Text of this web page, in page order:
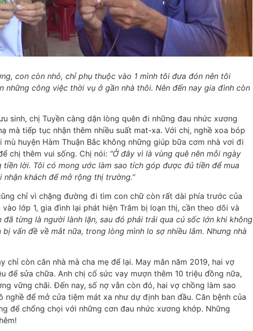
con còn nhỏ, chỉ phụ thuộc vào 1 mình tôi đưa đón nên tôi
những công việc thời vụ ở gần nhà thôi. Nên đến nay gia đình còn
sinh, chị Tuyền càng dặn lòng quên đi những đau nhức xương
mà tiếp tục nhận thêm nhiều suất mat-xa. Với chị, nghề xoa bóp
huyện Hàm Thuận Bắc không những giúp bữa cơm nhà vơi đi
chị thêm vui sống. Chị nói: “Ở đây vì là vùng quê nên mỗi ngày
tiền lời. Tôi có mong ước làm sao tích góp được đủ tiền để mua
khách để mở rộng thị trường.”
chỉ vì chặng đường đi tìm con chữ còn rất dài phía trước của
lớp 1, gia đình lại phát hiện Trâm bị loạn thị, cần theo dõi và
đã từng là người lành lặn, sau đó phải trải qua cú sốc lớn khi không
vấn đề về mắt nữa, trong lòng mình lo sợ nhiều lắm. Nhưng nhà
chỉ còn căn nhà mà cha mẹ để lại. May mắn năm 2019, hai vợ
để sửa chữa. Anh chị cố sức vay mượn thêm 10 triệu đồng nữa,
vững chãi. Đến nay, số nợ vẫn còn đó, hai vợ chồng làm sao
nghề để mở cửa tiệm mát xa như dự định ban đầu. Căn bệnh của
để chống chọi với những cơn đau nhức xương khớp. Những